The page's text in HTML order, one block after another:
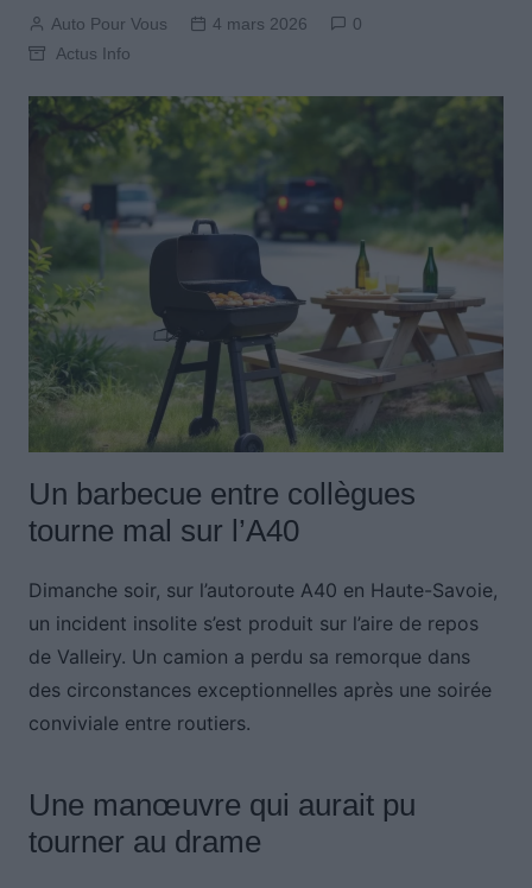
Auto Pour Vous 4 mars 2026
0
Actus Info
Un barbecue entre collègues
tourne mal sur l’A40
Dimanche soir, sur l’autoroute A40 en Haute-Savoie,
un incident insolite s’est produit sur l’aire de repos
de Valleiry. Un camion a perdu sa remorque dans
des circonstances exceptionnelles après une soirée
conviviale entre routiers.
Une manœuvre qui aurait pu
tourner au drame